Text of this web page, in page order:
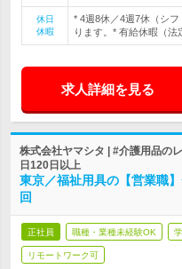
休日
休暇
* 4週8休／4週7休（シ
ります。* 有給休暇（法
求人詳細を見る
株式会社ヤマシタ | #介護用品の
日120日以上
東京／福祉用具の【営業職
回
正社員 職種・業種未経験OK
リモートワーク可